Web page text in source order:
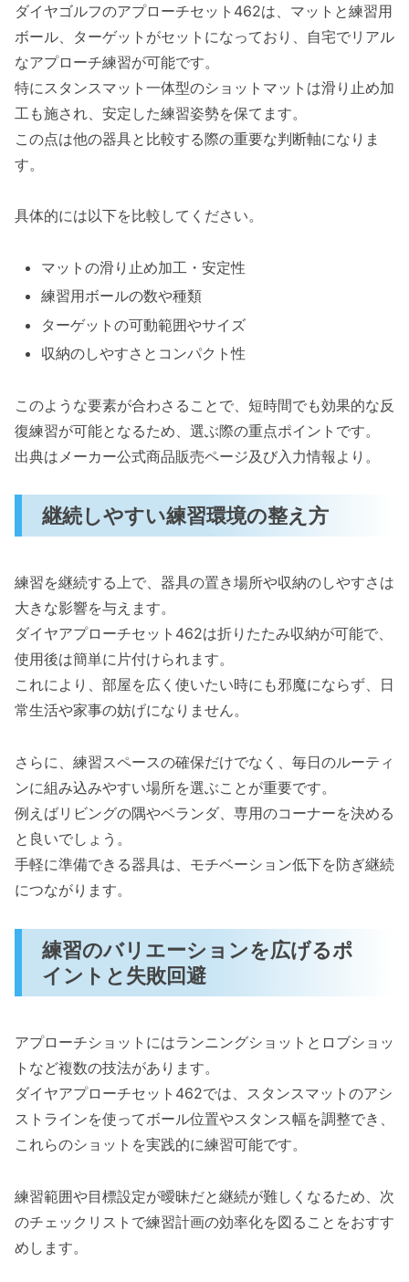
ダイヤゴルフのアプローチセット462は、マットと練習用
ボール、ターゲットがセットになっており、自宅でリアル
なアプローチ練習が可能です。
特にスタンスマット一体型のショットマットは滑り止め加
工も施され、安定した練習姿勢を保てます。
この点は他の器具と比較する際の重要な判断軸になりま
す。
具体的には以下を比較してください。
マットの滑り止め加工・安定性
練習用ボールの数や種類
ターゲットの可動範囲やサイズ
収納のしやすさとコンパクト性
このような要素が合わさることで、短時間でも効果的な反
復練習が可能となるため、選ぶ際の重点ポイントです。
出典はメーカー公式商品販売ページ及び入力情報より。
継続しやすい練習環境の整え方
練習を継続する上で、器具の置き場所や収納のしやすさは
大きな影響を与えます。
ダイヤアプローチセット462は折りたたみ収納が可能で、
使用後は簡単に片付けられます。
これにより、部屋を広く使いたい時にも邪魔にならず、日
常生活や家事の妨げになりません。
さらに、練習スペースの確保だけでなく、毎日のルーティ
ンに組み込みやすい場所を選ぶことが重要です。
例えばリビングの隅やベランダ、専用のコーナーを決める
と良いでしょう。
手軽に準備できる器具は、モチベーション低下を防ぎ継続
につながります。
練習のバリエーションを広げるポ
イントと失敗回避
アプローチショットにはランニングショットとロブショッ
トなど複数の技法があります。
ダイヤアプローチセット462では、スタンスマットのアシ
ストラインを使ってボール位置やスタンス幅を調整でき、
これらのショットを実践的に練習可能です。
練習範囲や目標設定が曖昧だと継続が難しくなるため、次
のチェックリストで練習計画の効率化を図ることをおすす
めします。